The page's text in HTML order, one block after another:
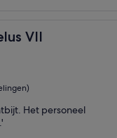
VII
Het personeel